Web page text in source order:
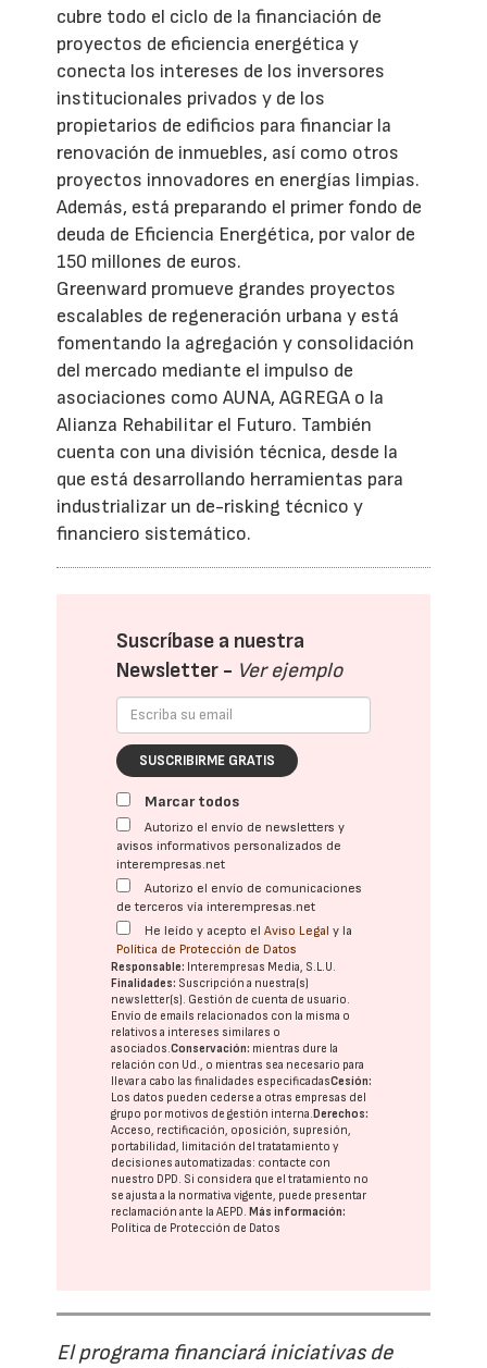
cubre todo el ciclo de la financiación de
proyectos de eficiencia energética y
conecta los intereses de los inversores
institucionales privados y de los
propietarios de edificios para financiar la
renovación de inmuebles, así como otros
proyectos innovadores en energías limpias.
Además, está preparando el primer fondo de
deuda de Eficiencia Energética, por valor de
150 millones de euros.
Greenward promueve grandes proyectos
escalables de regeneración urbana y está
fomentando la agregación y consolidación
del mercado mediante el impulso de
asociaciones como AUNA, AGREGA o la
Alianza Rehabilitar el Futuro. También
cuenta con una división técnica, desde la
que está desarrollando herramientas para
industrializar un de-risking técnico y
financiero sistemático.
Suscríbase a nuestra
Newsletter - Ver ejemplo
SUSCRIBIRME GRATIS
Marcar todos
Autorizo el envío de newsletters y
avisos informativos personalizados de
interempresas.net
Autorizo el envío de comunicaciones
de terceros vía interempresas.net
He leído y acepto elAviso Legal y la
Política de Protección de Datos
Responsable: Interempresas Media, S.L.U.
Finalidades: Suscripción a nuestra(s)
newsletter(s). Gestión de cuenta de usuario.
Envío de emails relacionados con la misma o
relativos a intereses similares o
asociados.Conservación: mientras dure la
relación con Ud., o mientras sea necesario para
llevar a cabo las finalidades especificadasCesión:
Los datos pueden cederse a otras empresas del
grupo por motivos de gestión interna.Derechos:
Acceso, rectificación, oposición, supresión,
portabilidad, limitación del tratatamiento y
decisiones automatizadas: contacte con
nuestro DPD. Si considera que el tratamiento no
se ajusta a la normativa vigente, puede presentar
reclamación ante laAEPD.Más información:
Política de Protección de Datos
El programa financiará iniciativas de